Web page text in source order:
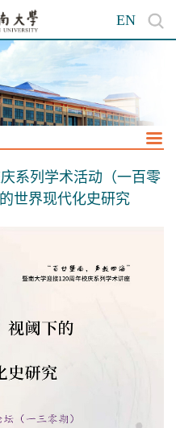
EN
系列学术活动（一百零
世界现代化史研究